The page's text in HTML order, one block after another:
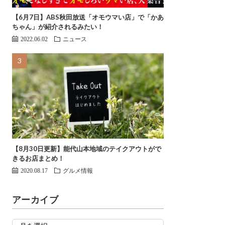
【6月7日】ABS秋田放送「オモウマい店」で「かあ
ちゃん」が紹介されるみたい！
2022.06.02 ニュース
【8月30日更新】能代山本地域のテイクアウトがで
きるお店まとめ！
2020.08.17 グルメ情報
アーカイブ